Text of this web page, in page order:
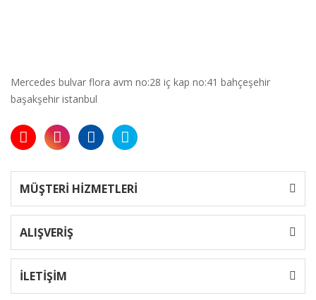
Mercedes bulvar flora avm no:28 iç kap no:41 bahçeşehir
başakşehir istanbul
MÜŞTERİ HİZMETLERİ
ALIŞVERİŞ
İLETİŞİM